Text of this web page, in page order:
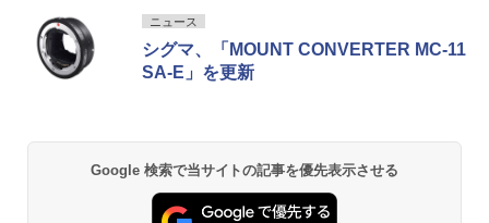
ニュース
シグマ、「MOUNT CONVERTER MC-11
SA-E」を更新
Google 検索で当サイトの記事を優先表示させる